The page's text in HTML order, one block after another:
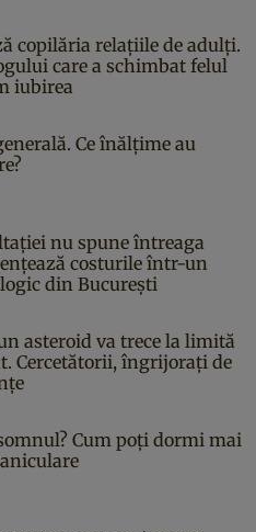
copilăria relațiile de adulți.
care a schimbat felul
iubirea
Ce înălțime au
nu spune întreaga
costurile într-un
din București
asteroid va trece la limită
Cercetătorii, îngrijorați de
Cum poți dormi mai